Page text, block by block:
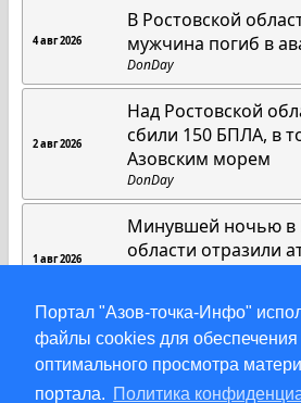
Портал "Азов-точка-Инфо"
файлы cookies для обеспечения
оптимального просмотра
портала. Политика
4 авг 2026
В Ростовской
мужчина погиб в
DonDay
2 авг 2026
Над Ростовской
сбили 150 БПЛА, в
Азовским морем
DonDay
1 авг 2026
Минувшей ночью в
области отразили